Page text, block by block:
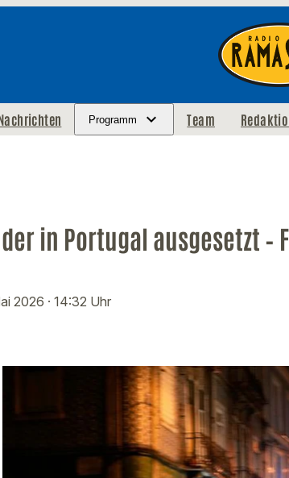
Programm Team
in Portugal ausgesetzt –
2026 · 14:32 Uhr